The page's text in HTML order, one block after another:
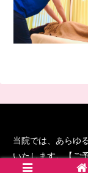
当院では、あらゆ
いたします。【ご